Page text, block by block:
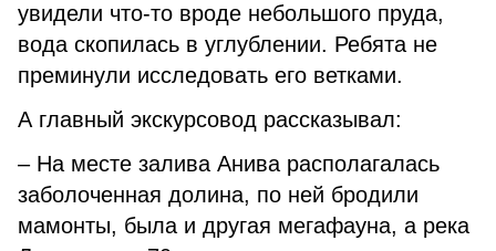
увидели что-то вроде небольшого пруда,
вода скопилась в углублении. Ребята не
преминули исследовать его ветками.
А главный экскурсовод рассказы­вал:
– На месте залива Анива распо­лагалась
заболоченная долина, по ней бродили
мамонты, была и другая мегафауна, а река